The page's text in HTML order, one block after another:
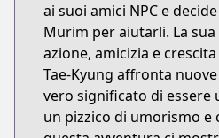
ai suoi amici NPC e
Murim per aiutarli. La
azione, amicizia e
Tae-Kyung affronta
vero significato di essere
un pizzico di umorismo e